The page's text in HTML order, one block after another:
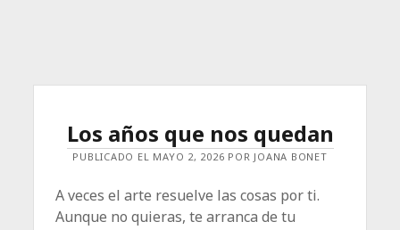
Los años que nos quedan
PUBLICADO EL MAYO 2, 2026 POR JOANA BONET
A veces el arte resuelve las cosas por ti.
Aunque no quieras, te arranca de tu